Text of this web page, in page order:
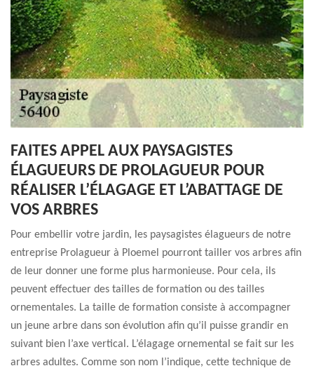
FAITES APPEL AUX PAYSAGISTES
ÉLAGUEURS DE PROLAGUEUR POUR
RÉALISER L’ÉLAGAGE ET L’ABATTAGE DE
VOS ARBRES
Pour embellir votre jardin, les paysagistes élagueurs de notre
entreprise Prolagueur à Ploemel pourront tailler vos arbres afin
de leur donner une forme plus harmonieuse. Pour cela, ils
peuvent effectuer des tailles de formation ou des tailles
ornementales. La taille de formation consiste à accompagner
un jeune arbre dans son évolution afin qu’il puisse grandir en
suivant bien l’axe vertical. L’élagage ornemental se fait sur les
arbres adultes. Comme son nom l’indique, cette technique de